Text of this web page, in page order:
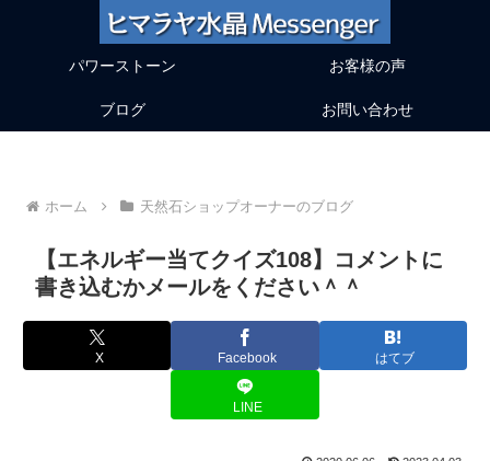
パワーストーン お客様の声
ブログ お問い合わせ
ホーム 天然石ショップオーナーのブログ
【エネルギー当てクイズ108】コメントに
書き込むかメールをください＾＾
X Facebook はてブ
LINE